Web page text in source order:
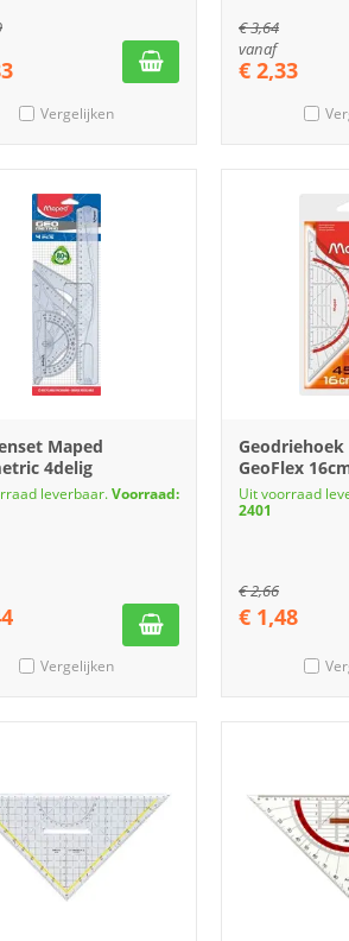
Vergelijken
€3,64
vanaf
€ 2,33
Maped
4delig
leverbaar.Voorraad:
Vergelijken
Geodriehoek
GeoFlex
Uit voorraad
2401
€2,66
€ 1,48